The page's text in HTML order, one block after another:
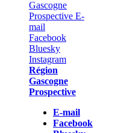
Région
Gascogne
Prospective
E-mail
Facebook